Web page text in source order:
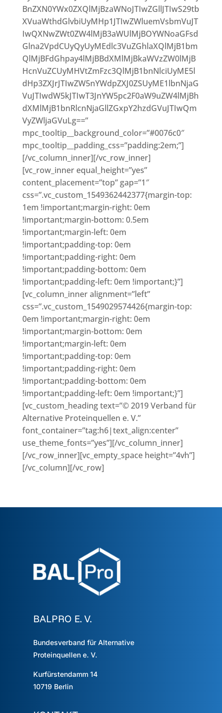
BnZXN0YWx0ZXQlMjBzaWNoJTIwZGllJTIwS29tb
XVuaWthdGlvbiUyMHp1JTIwZWluemVsbmVuJT
IwQXNwZWt0ZW4lMjB3aWUlMjBOYWNoaGFsd
Glna2VpdCUyQyUyMEdlc3VuZGhlaXQlMjB1bm
QlMjBFdGhpay4lMjBBdXMlMjBkaWVzZW0lMjB
HcnVuZCUyMHVtZmFzc3QlMjB1bnNlciUyME5l
dHp3ZXJrJTIwZW5nYWdpZXJ0ZSUyME1lbnNjaG
VuJTIwdW5kJTIwT3JnYW5pc2F0aW9uZW4lMjBh
dXMlMjB1bnRlcnNjaGllZGxpY2hzdGVuJTIwQm
VyZWljaGVuLg==”
mpc_tooltip__background_color=”#0076c0″
mpc_tooltip__padding_css=”padding:2em;”]
[/vc_column_inner][/vc_row_inner]
[vc_row_inner equal_height=”yes”
content_placement=”top” gap=”1″
css=”.vc_custom_1549362442377{margin-top:
1em !important;margin-right: 0em
!important;margin-bottom: 0.5em
!important;margin-left: 0em
!important;padding-top: 0em
!important;padding-right: 0em
!important;padding-bottom: 0em
!important;padding-left: 0em !important;}”]
[vc_column_inner alignment=”left”
css=”.vc_custom_1549029574426{margin-top:
0em !important;margin-right: 0em
!important;margin-bottom: 0em
!important;margin-left: 0em
!important;padding-top: 0em
!important;padding-right: 0em
!important;padding-bottom: 0em
!important;padding-left: 0em !important;}”]
[vc_custom_heading text=”© 2019 Verband für
Alternative Proteinquellen e. V.”
font_container=”tag:h6|text_align:center”
use_theme_fonts=”yes”][/vc_column_inner]
[/vc_row_inner][vc_empty_space height=”4vh”]
[/vc_column][/vc_row]
BALPRO E. V.
Bundesverband für Alternative
Proteinquellen e. V.
Kurfürstendamm 14
10719 Berlin